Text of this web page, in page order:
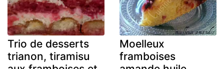
Trio de desserts
trianon, tiramisu
Moelleux
framboises